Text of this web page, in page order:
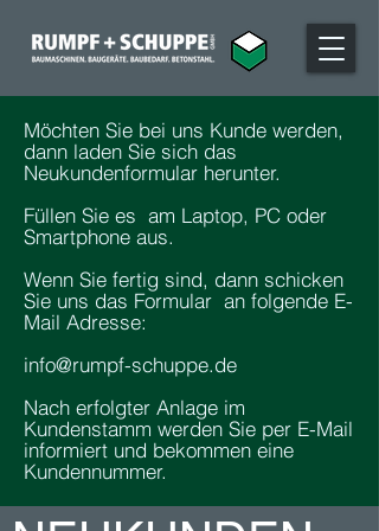
Möchten Sie bei uns Kunde werden,
dann laden Sie sich das
Neukundenformular herunter.
Füllen Sie es am Laptop, PC oder
Smartphone aus.
Wenn Sie fertig sind, dann schicken
Sie uns das Formular an folgende E-
Mail Adresse:
info@rumpf-schuppe.de
Nach erfolgter Anlage im
Kundenstamm werden Sie per E-Mail
informiert und bekommen eine
Kundennummer.